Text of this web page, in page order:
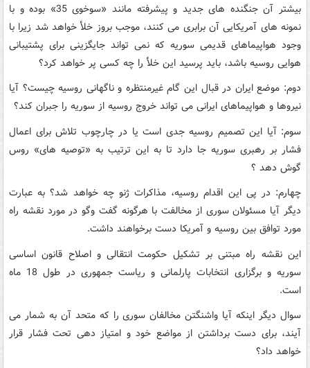
بیشتر آن جنگنده های جدید و پیشرفته مانند «سوخوی 35» بوده و با
نمونه های آمریکایی آن برابری می کنند، موجب بروز خلأ خواهد شد زیرا با
وجود هواپیماهای قدیمی سوریه که نمی تواند جایگزینی برای پشتیبانی
هوایی روسیه باشد، باید پرسید این خلأ را چه کسی پر خواهد کرد؟
دوم: موضع ایران در قبال این گام غیرمنتظره و ناگهانی روسیه چیست؟ آیا
نیروها و هواپیماهای ایرانی می تواند خروج روسیه از سوریه را جبران کند؟
سوم: آیا این تصمیم روسیه جدی است یا در چارچوب تلاش برای اعمال
فشار بر رهبری سوریه جا دارد تا به این ترتیب به «توصیه های» روس
گوش دهد ؟
چهارم: در پی این اقدام روسیه، مذاکرات ژنو چه خواهد شد؟ به عبارت
دیگر آیا مسئولان سوری از مخالفت با هرگونه گفت وگو در مورد نقشه راه
مورد توافق بین روسیه و آمریکا دست برخواهند داشت.
این نقشه راه مبتنی بر تشکیل حکومت انتقالی و اصلاح قانون اساسی
سوریه و برگزاری انتخابات پارلمانی و ریاست جمهوری در طول 18 ماه
است.
سوال دیگر اینکه آیا واشنگتن مخالفان سوری را که متحد آن به شمار می
آیند، برای دست برداشتن از مواضع خود و امتیاز دهی تحت فشار قرار
خواهد داد؟